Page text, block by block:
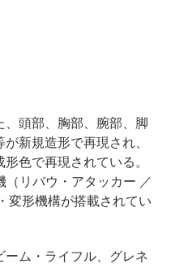
頭部、胸部、腕部、脚
新規造形で再現され、
色で再現されている。
（リバウ・アタッカー ／
変形機構が搭載されてい
ム・ライフル、グレネ